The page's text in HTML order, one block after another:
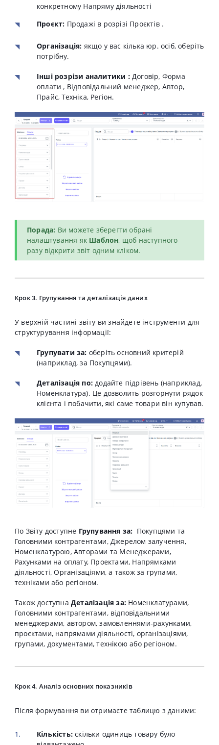
конкретному Напряму діяльності
Проєкт: Продажі в розрізі Проєктів .
Організація: якщо у вас кілька юр.осіб, оберіть
потрібну.
Інші розрізи аналитики :Договір, Форма
оплати , Відповідальний менеджер, Автор,
Прайс, Техніка, Регіон.
Порада: Ви можете зберегти обрані
налаштування як Шаблон, щоб наступного
разу відкрити звіт одним кліком.
Крок 3. Групування та деталізація даних
У верхній частині звіту ви знайдете інструменти для
структурування інформації:
Групувати за: оберіть основний критерій
(наприклад, за Покупцями).
Деталізація по: додайте підрівень (наприклад,
Номенклатура). Це дозволить розгорнути рядок
клієнта і побачити, які саме товари він купував.
По Звіту доступне Групування за: Покупцями та
Головними контрагентами, Джерелом залучення,
Номенклатурою, Авторами та Менеджерами,
Рахунками на оплату, Проектами, Напрямками
діяльності, Організаціями, а також за групами,
техніками або регіоном.
Також доступна Деталізація за: Номенклатурами,
Головними контрагентами, відповідальними
менеджерами, автором, замовленнями-рахунками,
проєктами, напрямами діяльності, організаціями,
групами, документами, технікою або регіоном.
Крок 4. Аналіз основних показників
Після формування ви отримаєте таблицю з даними:
Кількість: скільки одиниць товару було